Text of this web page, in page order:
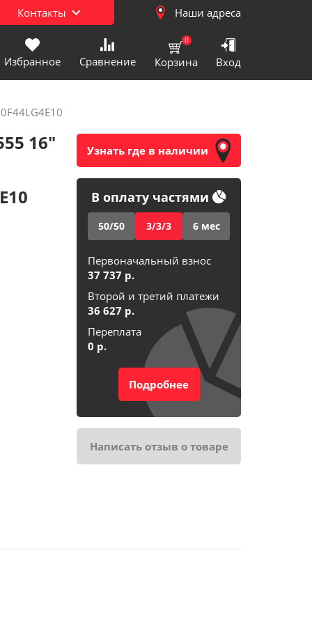
Контакты
техника
Наши адреса
Избранное Сравнение Корзина
0
Вход
16" Узнать где в наличии
В оплату частями
50/50 3/3/3 6 мес
Первоначальный взнос
37 737 р.
Второй и третий платежи
36 627 р.
Переплата
0 р.
Подробнее
Написать отзыв о товаре